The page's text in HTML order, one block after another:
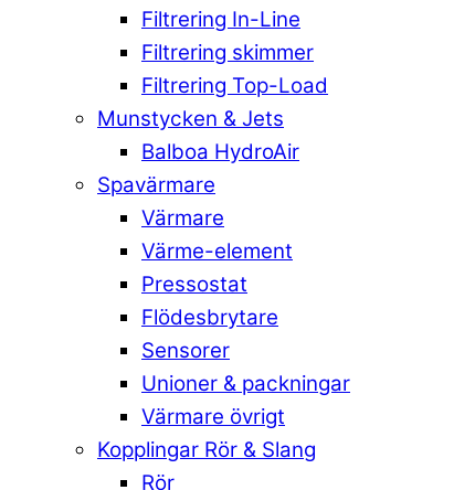
Filtrering In-Line
Filtrering skimmer
Filtrering Top-Load
Munstycken & Jets
Balboa HydroAir
Spavärmare
Värmare
Värme-element
Pressostat
Flödesbrytare
Sensorer
Unioner & packningar
Värmare övrigt
Kopplingar Rör & Slang
Rör